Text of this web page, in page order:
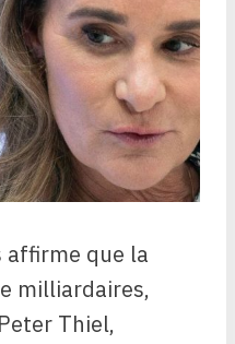
affirme que la
milliardaires,
Thiel,